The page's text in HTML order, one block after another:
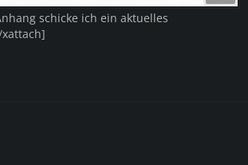
schicke ich ein aktuelles